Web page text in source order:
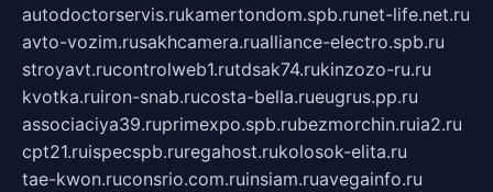
autodoctorservis.rukamertondom.spb.runet-life.net.ru
avto-vozim.rusakhcamera.rualliance-electro.spb.ru
stroyavt.rucontrolweb1.rutdsak74.rukinzozo-ru.ru
kvotka.ruiron-snab.rucosta-bella.rueugrus.pp.ru
associaciya39.ruprimexpo.spb.rubezmorchin.ruia2.ru
cpt21.ruispecspb.ruregahost.rukolosok-elita.ru
tae-kwon.ruconsrio.com.ruinsiam.ruavegainfo.ru